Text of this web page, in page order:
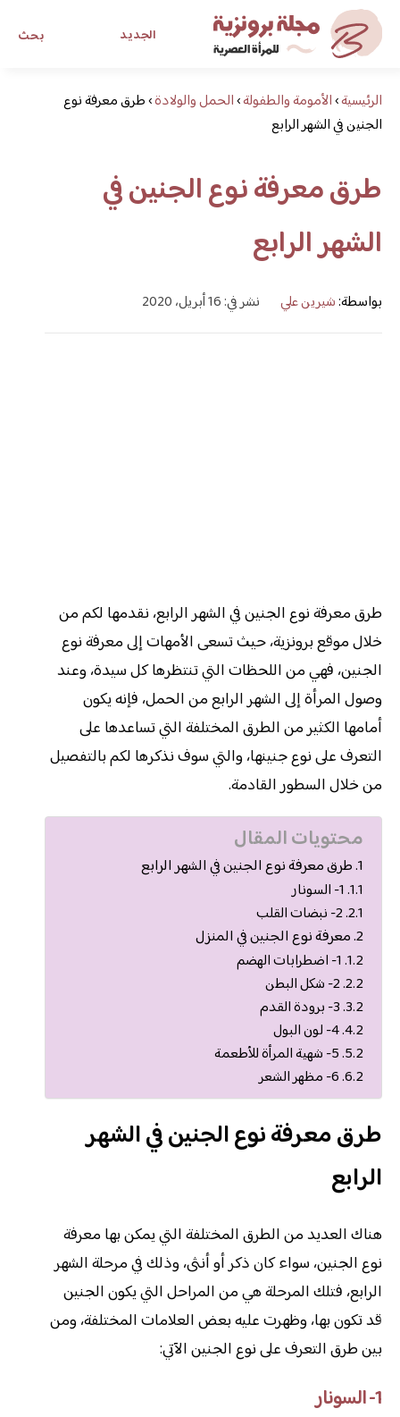
بحث الجديد
مجلة برونزية للفتاة العصريةالرئيسية›الأمومة والطفولة›الحمل والولادة›طرق معرفة نوع
الجنين في الشهر الرابع
طرق معرفة نوع الجنين في
الشهر الرابع
بواسطة:شيرين علي نشر في: 16 أبريل، 2020
طرق معرفة نوع الجنين في الشهر الرابع، نقدمها لكم من
خلال موقع برونزية، حيث تسعى الأمهات إلى معرفة نوع
الجنين، فهي من اللحظات التي تنتظرها كل سيدة، وعند
وصول المرأة إلى الشهر الرابع من الحمل، فإنه يكون
أمامها الكثير من الطرق المختلفة التي تساعدها على
التعرف على نوع جنينها، والتي سوف نذكرها لكم بالتفصيل
من خلال السطور القادمة.
محتويات المقال
طرق معرفة نوع الجنين في الشهر الرابع
1- السونار
2- نبضات القلب
معرفة نوع الجنين في المنزل
1- اضطرابات الهضم
2- شكل البطن
3- برودة القدم
4- لون البول
5- شهية المرأة للأطعمة
6- مظهر الشعر
طرق معرفة نوع الجنين في الشهر
الرابع
هناك العديد من الطرق المختلفة التي يمكن بها معرفة
نوع الجنين، سواء كان ذكر أو أنثى، وذلك في مرحلة الشهر
الرابع، فتلك المرحلة هي من المراحل التي يكون الجنين
قد تكون بها، وظهرت عليه بعض العلامات المختلفة، ومن
بين طرق التعرف على نوع الجنين الآتي:
1- السونار